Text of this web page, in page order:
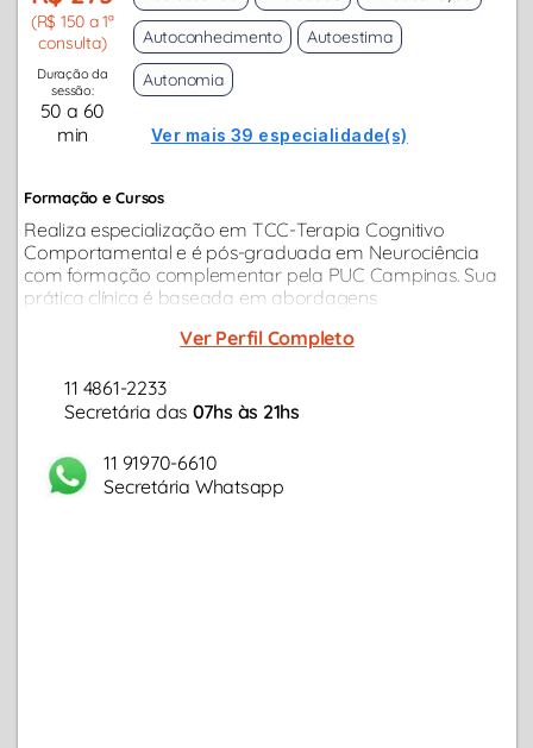
(R$ 150 a 1ª
consulta)
Duração da
sessão:
50 a 60
min
Autoconhecimento
Autoestima
Autonomia
Ver mais 39 especialidade(s)
Formação e Cursos
Realiza especialização em TCC-Terapia Cognitivo
Comportamental e é pós-graduada em Neurociência
com formação complementar pela PUC Campinas. Sua
prática clínica é baseada em abordagens
demandas relacionamento, ansiedade, questões
Ver Perfil Completo
11 4861-2233
Secretária das 07hs às 21hs
11 91970-6610
Secretária Whatsapp